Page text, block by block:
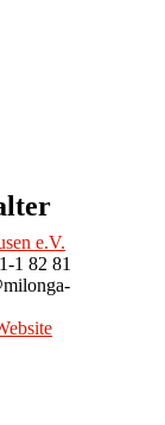
e.V.
1 82 81